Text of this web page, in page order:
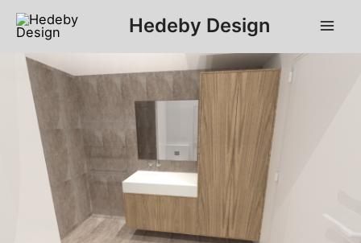
indholdet
Hedeby Design